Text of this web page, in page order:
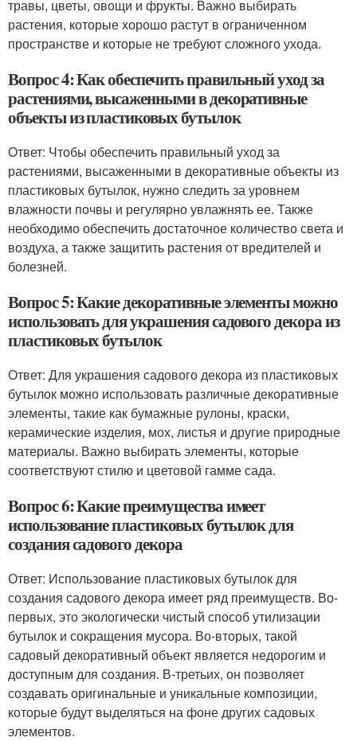
травы, цветы, овощи и фрукты. Важно выбирать
растения, которые хорошо растут в ограниченном
пространстве и которые не требуют сложного ухода.
Вопрос 4: Как обеспечить правильный уход за
растениями, высаженными в декоративные
объекты из пластиковых бутылок
Ответ: Чтобы обеспечить правильный уход за
растениями, высаженными в декоративные объекты из
пластиковых бутылок, нужно следить за уровнем
влажности почвы и регулярно увлажнять ее. Также
необходимо обеспечить достаточное количество света и
воздуха, а также защитить растения от вредителей и
болезней.
Вопрос 5: Какие декоративные элементы можно
использовать для украшения садового декора из
пластиковых бутылок
Ответ: Для украшения садового декора из пластиковых
бутылок можно использовать различные декоративные
элементы, такие как бумажные рулоны, краски,
керамические изделия, мох, листья и другие природные
материалы. Важно выбирать элементы, которые
соответствуют стилю и цветовой гамме сада.
Вопрос 6: Какие преимущества имеет
использование пластиковых бутылок для
создания садового декора
Ответ: Использование пластиковых бутылок для
создания садового декора имеет ряд преимуществ. Во-
первых, это экологически чистый способ утилизации
бутылок и сокращения мусора. Во-вторых, такой
садовый декоративный объект является недорогим и
доступным для создания. В-третьих, он позволяет
создавать оригинальные и уникальные композиции,
которые будут выделяться на фоне других садовых
элементов.